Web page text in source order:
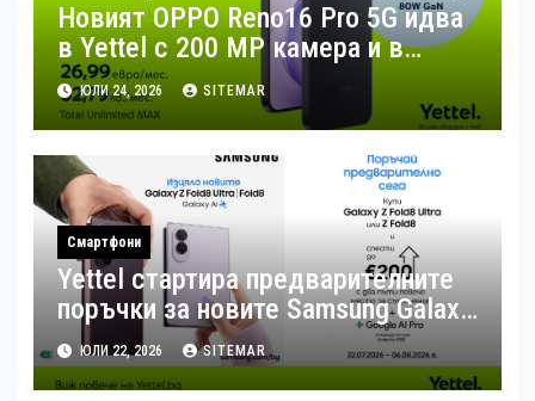
Новият OPPO Reno16 Pro 5G идва
в Yettel с 200 MP камера и в
комплект с 80W зарядно за бързо
зареждане
ЮЛИ 24, 2026 SITEMAR
Смартфони
Yettel стартира предварителните
поръчки за новите Samsung Galaxy
Z Flip8, Fold8 и Fold8 Ultra
ЮЛИ 22, 2026 SITEMAR